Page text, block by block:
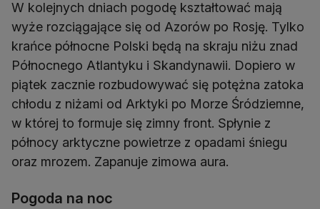
W kolejnych dniach pogodę kształtować mają
wyże rozciągające się od Azorów po Rosję. Tylko
krańce północne Polski będą na skraju niżu znad
Północnego Atlantyku i Skandynawii. Dopiero w
piątek zacznie rozbudowywać się potężna zatoka
chłodu z niżami od Arktyki po Morze Śródziemne,
w której to formuje się zimny front. Spłynie z
północy arktyczne powietrze z opadami śniegu
oraz mrozem. Zapanuje zimowa aura.
Pogoda na noc